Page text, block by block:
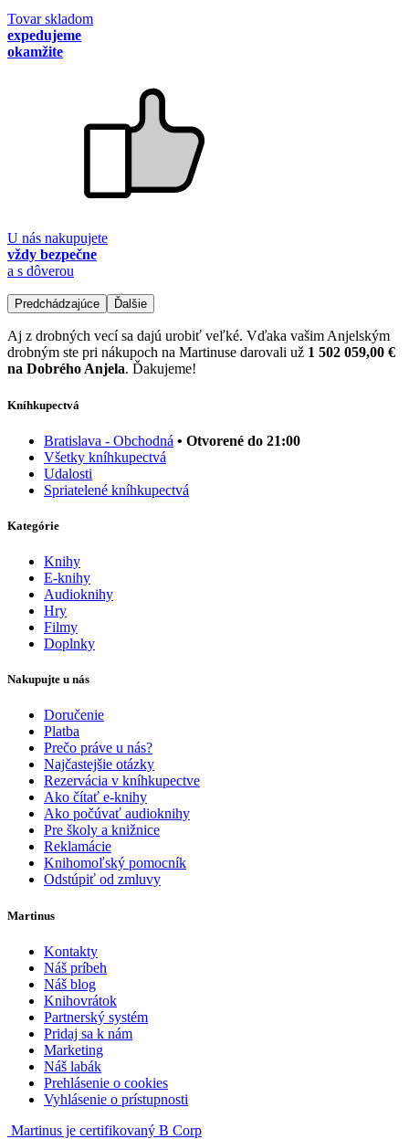
Tovar skladom
expedujeme
okamžite
U nás nakupujete
vždy bezpečne
a s dôverou
Predchádzajúce Ďalšie
Aj z drobných vecí sa dajú urobiť veľké. Vďaka vašim Anjelským
drobným ste pri nákupoch na Martinuse darovali už 1 502 059,00 €
na Dobrého Anjela. Ďakujeme!
Kníhkupectvá
Bratislava - Obchodná • Otvorené do 21:00
Všetky kníhkupectvá
Udalosti
Spriatelené kníhkupectvá
Kategórie
Knihy
E-knihy
Audioknihy
Hry
Filmy
Doplnky
Nakupujte u nás
Doručenie
Platba
Prečo práve u nás?
Najčastejšie otázky
Rezervácia v kníhkupectve
Ako čítať e-knihy
Ako počúvať audioknihy
Pre školy a knižnice
Reklamácie
Knihomoľský pomocník
Odstúpiť od zmluvy
Martinus
Kontakty
Náš príbeh
Náš blog
Knihovrátok
Partnerský systém
Pridaj sa k nám
Marketing
Náš labák
Prehlásenie o cookies
Vyhlásenie o prístupnosti
Martinus je certifikovaný B Corp